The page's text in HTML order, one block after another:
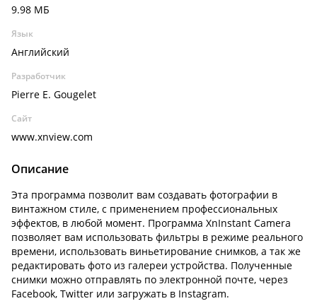
9.98 МБ
Язык
Английский
Разработчик
Pierre E. Gougelet
Сайт
www.xnview.com
Описание
Эта программа позволит вам создавать фотографии в
винтажном стиле, с применением профессиональных
эффектов, в любой момент. Программа XnInstant Camera
позволяет вам использовать фильтры в режиме реального
времени, использовать виньетирование снимков, а так же
редактировать фото из галереи устройства. Полученные
снимки можно отправлять по электронной почте, через
Facebook, Twitter или загружать в Instagram.